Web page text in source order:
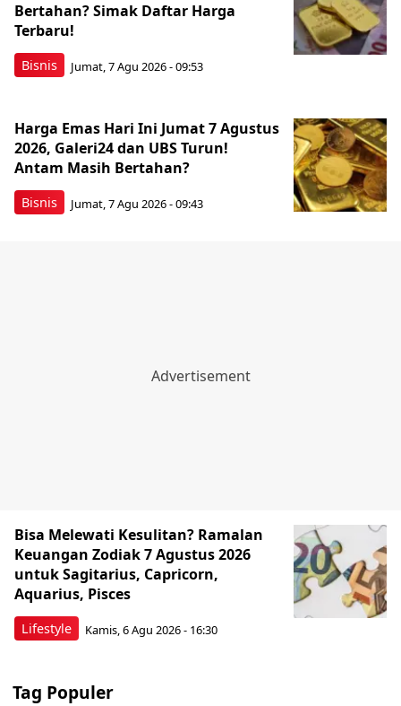
Bisnis
Bertahan? Simak Daftar Harga
Terbaru!
Jumat, 7 Agu 2026 - 09:53
Bisnis
Harga Emas Hari Ini Jumat 7 Agustus
2026, Galeri24 dan UBS Turun!
Antam Masih Bertahan?
Jumat, 7 Agu 2026 - 09:43
Lifestyle
Bisa Melewati Kesulitan? Ramalan
Keuangan Zodiak 7 Agustus 2026
untuk Sagitarius, Capricorn,
Aquarius, Pisces
Kamis, 6 Agu 2026 - 16:30
Tag Populer